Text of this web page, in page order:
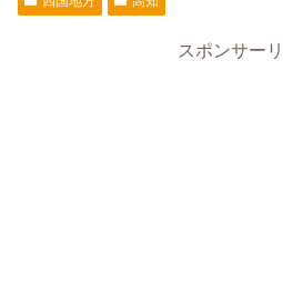
スポンサー